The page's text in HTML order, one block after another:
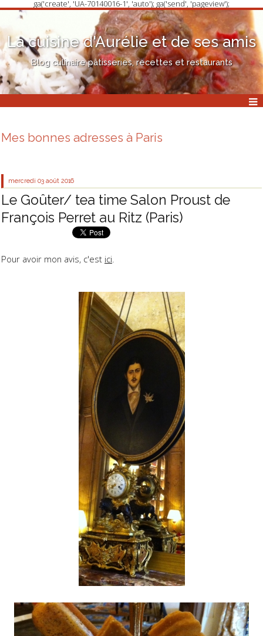
ga('create', 'UA-70140016-1', 'auto'); ga('send', 'pageview');
La cuisine d'Aurélie et de ses amis
Blog culinaire pâtisseries, recettes et restaurants
Mes bonnes adresses à Paris
mercredi 03 août 2016
Le Goûter/ tea time Salon Proust de
François Perret au Ritz (Paris)
Pour avoir mon avis, c'est ici.